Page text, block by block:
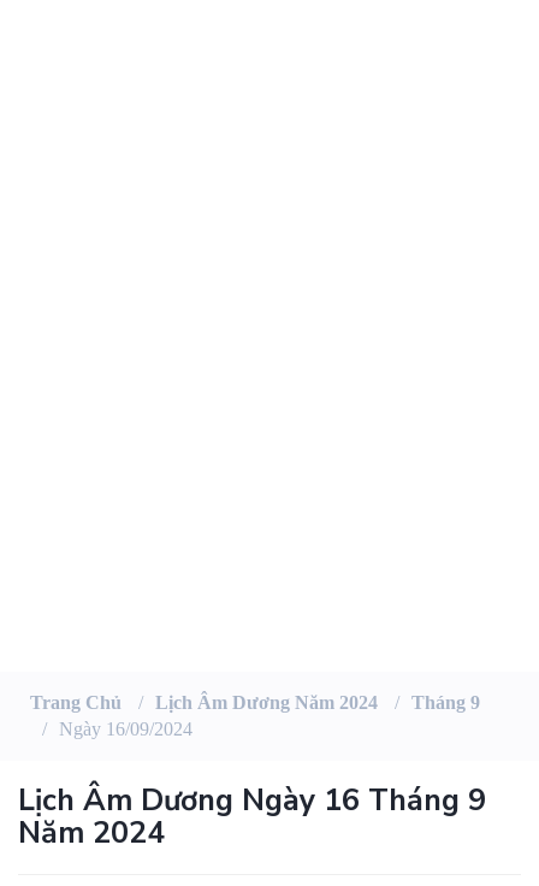
Trang Chủ Lịch Âm Dương Năm 2024
Tháng 9
Ngày 16/09/2024
Lịch Âm Dương Ngày 16 Tháng 9
Năm 2024